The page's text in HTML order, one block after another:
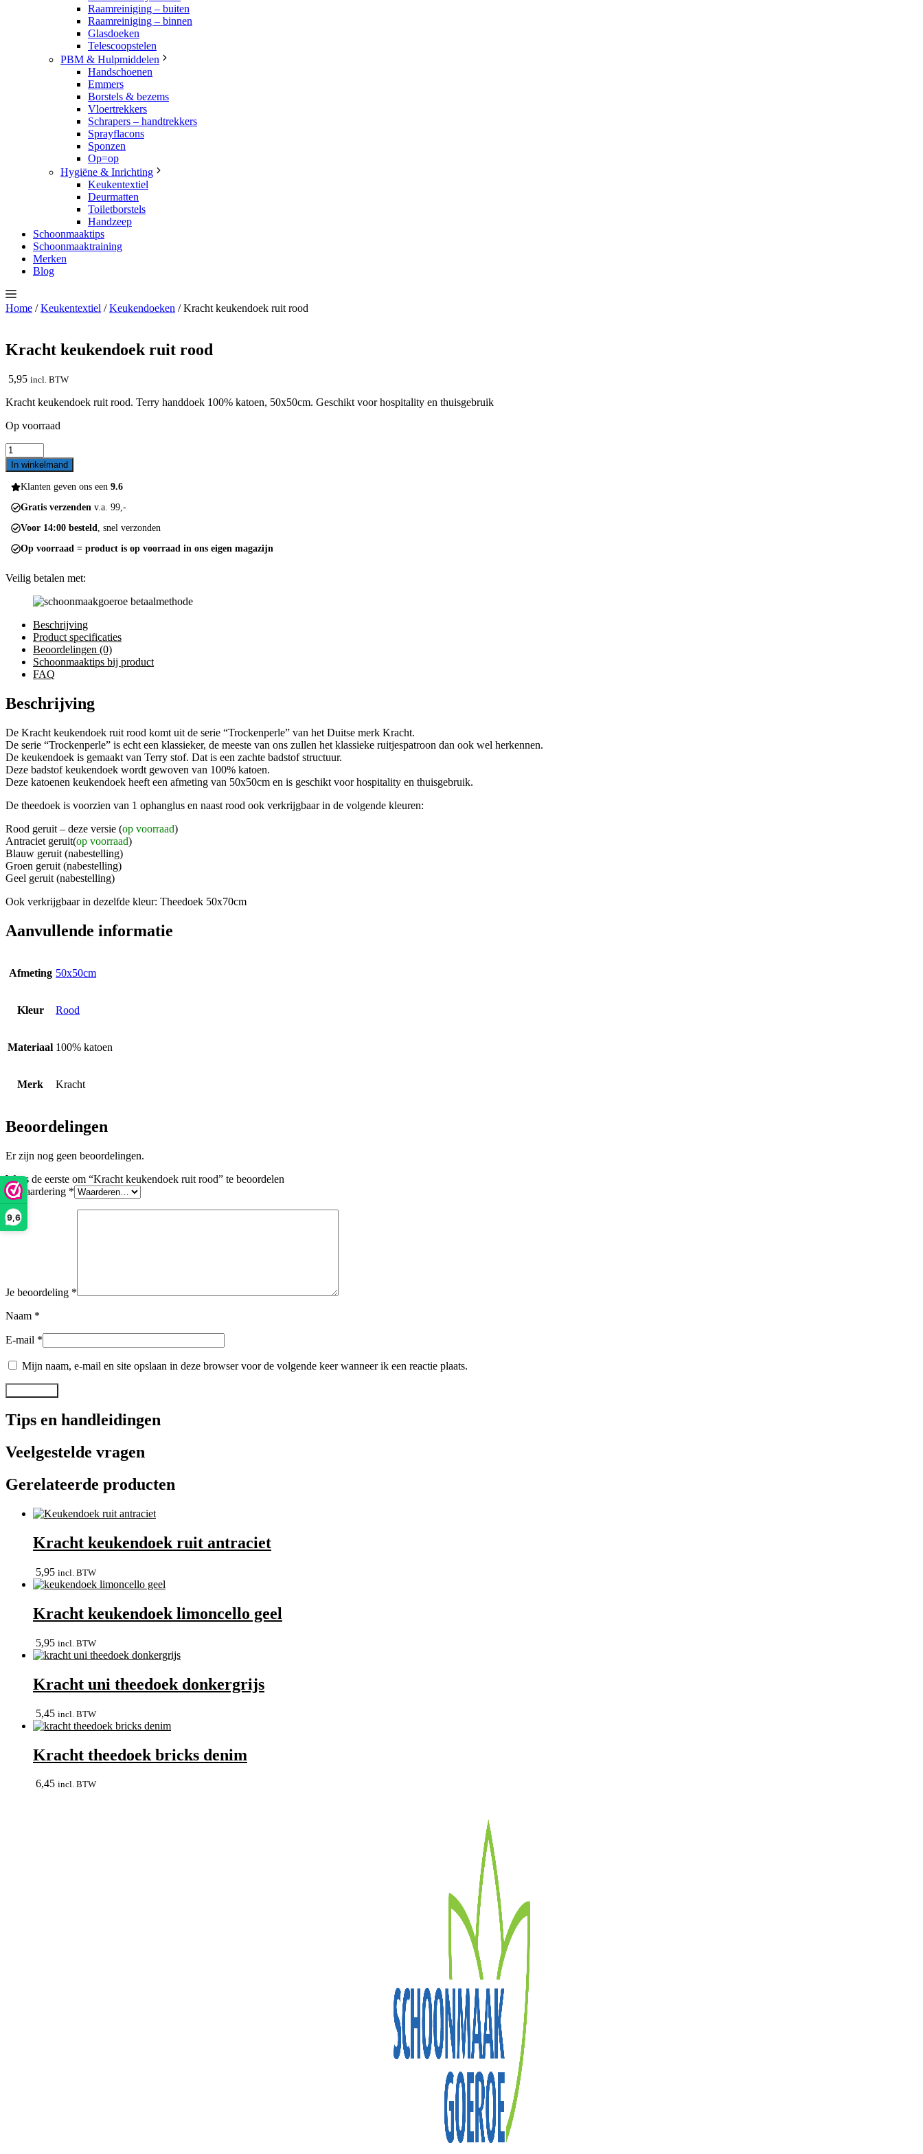
9,6
Raamreiniging – buiten
Raamreiniging – binnen
Glasdoeken
Telescoopstelen
PBM & Hulpmiddelen
Handschoenen
Emmers
Borstels & bezems
Vloertrekkers
Schrapers – handtrekkers
Sprayflacons
Sponzen
Op=op
Hygiëne & Inrichting
Keukentextiel
Deurmatten
Toiletborstels
Handzeep
Schoonmaaktips
Schoonmaaktraining
Merken
Blog
Home /Keukentextiel /Keukendoeken / Kracht keukendoek ruit rood
Kracht keukendoek ruit rood
5,95 incl. BTW
Kracht keukendoek ruit rood. Terry handdoek 100% katoen, 50x50cm. Geschikt voor hospitality en thuisgebruik
Op voorraad
Kracht
keukendoek
ruit
rood
In winkelmand
Klanten geven ons een 9.6
Gratis verzenden v.a. 99,-
Voor 14:00 besteld, snel verzonden
Op voorraad = product is op voorraad in ons eigen magazijn
Veilig betalen met:
Beschrijving
Product specificaties
Beoordelingen (0)
Schoonmaaktips bij product
FAQ
Beschrijving
De Kracht keukendoek ruit rood komt uit de serie “Trockenperle” van het Duitse merk Kracht.
De serie “Trockenperle” is echt een klassieker, de meeste van ons zullen het klassieke ruitjespatroon dan ook wel herkennen.
De keukendoek is gemaakt van Terry stof. Dat is een zachte badstof structuur.
Deze badstof keukendoek wordt gewoven van 100% katoen.
Deze katoenen keukendoek heeft een afmeting van 50x50cm en is geschikt voor hospitality en thuisgebruik.
De theedoek is voorzien van 1 ophanglus en naast rood ook verkrijgbaar in de volgende kleuren:
Rood geruit – deze versie (op voorraad)
Antraciet geruit(op voorraad)
Blauw geruit (nabestelling)
Groen geruit (nabestelling)
Geel geruit (nabestelling)
Ook verkrijgbaar in dezelfde kleur: Theedoek 50x70cm
Aanvullende informatie
Afmeting 50x50cm
Kleur Rood
Materiaal 100% katoen
Merk Kracht
Beoordelingen
Er zijn nog geen beoordelingen.
Wees de eerste om “Kracht keukendoek ruit rood” te beoordelen
Je waardering *
Je beoordeling *
Naam *
E-mail *
Mijn naam, e-mail en site opslaan in deze browser voor de volgende keer wanneer ik een reactie plaats.
Tips en handleidingen
Veelgestelde vragen
Gerelateerde producten
Kracht keukendoek ruit antraciet
5,95 incl. BTW
Kracht keukendoek limoncello geel
5,95 incl. BTW
Kracht uni theedoek donkergrijs
5,45 incl. BTW
Kracht theedoek bricks denim
6,45 incl. BTW